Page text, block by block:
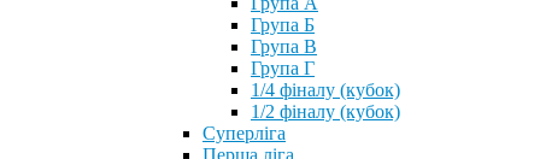
Група Б
Група В
Група Г
1/4 фіналу (кубок)
1/2 фіналу (кубок)
Суперліга
Перша ліга